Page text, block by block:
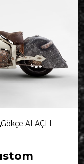
Gökçe ALAÇLI